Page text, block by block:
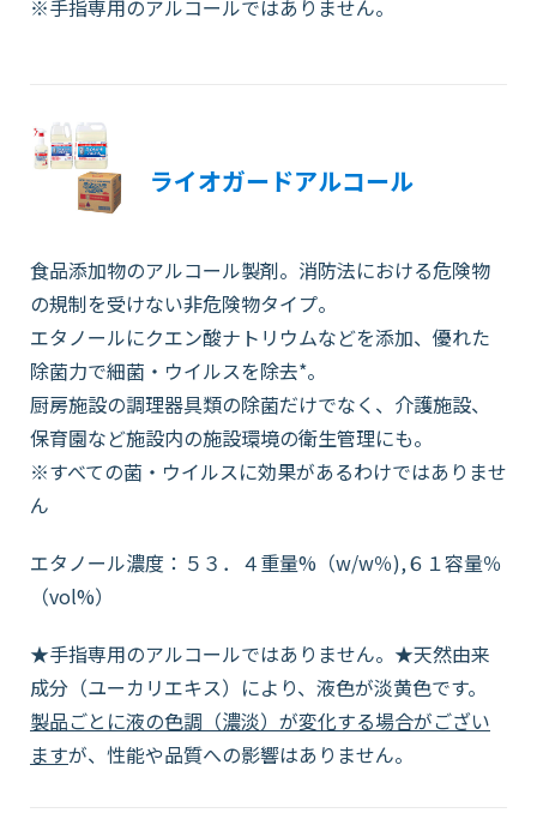
※手指専用のアルコールではありません。
ライオガードアルコール
食品添加物のアルコール製剤。消防法における危険物
の規制を受けない非危険物タイプ。
エタノールにクエン酸ナトリウムなどを添加、優れた
除菌力で細菌・ウイルスを除去*。
厨房施設の調理器具類の除菌だけでなく、介護施設、
保育園など施設内の施設環境の衛生管理にも。
※すべての菌・ウイルスに効果があるわけではありませ
ん
エタノール濃度：５３．４重量%（w/w％),６１容量％
（vol%）
★手指専用のアルコールではありません。★天然由来
成分（ユーカリエキス）により、液色が淡黄色です。
製品ごとに液の色調（濃淡）が変化する場合がござい
ますが、性能や品質への影響はありません。